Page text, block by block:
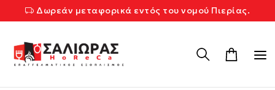
Δωρεάν μεταφορικά εντός του νομού Πιερίας.